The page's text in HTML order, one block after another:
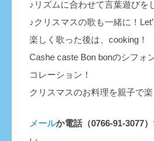
♪リズムに合わせて言葉遊びを
♪クリスマスの歌も一緒に！
楽しく歌った後は、cooking！
Cashe caste Bon bonのシフォ
コレーション！
クリスマスのお料理を親子で楽
メールか電話（0766-91-3077）